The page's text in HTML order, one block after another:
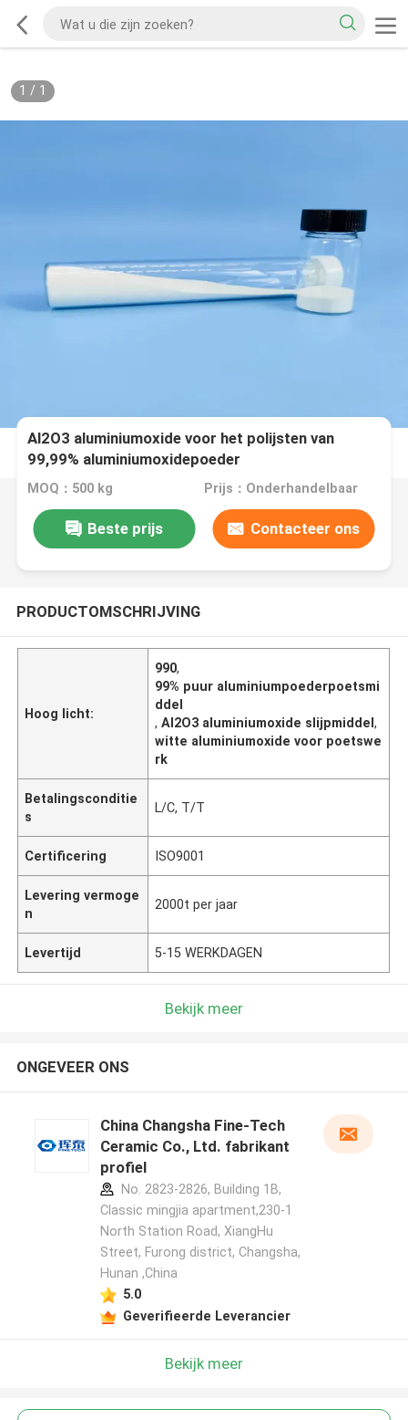
1 / 1
Al2O3 aluminiumoxide voor het polijsten van
99,99% aluminiumoxidepoeder
MOQ：500 kg Prijs：Onderhandelbaar
Beste prijs Contacteer ons
PRODUCTOMSCHRIJVING
Hoog licht:
990,
99% puur aluminiumpoederpoetsmi
ddel
,Al2O3 aluminiumoxide slijpmiddel,
witte aluminiumoxide voor poetswe
rk
Betalingsconditie
s
L/C, T/T
Certificering ISO9001
Levering vermoge
n
2000t per jaar
Levertijd 5-15 WERKDAGEN
Bekijk meer
ONGEVEER ONS
China Changsha Fine-Tech
Ceramic Co., Ltd. fabrikant
profiel
No. 2823-2826, Building 1B,
Classic mingjia apartment,230-1
North Station Road, XiangHu
Street, Furong district, Changsha,
Hunan ,China
5.0
Geverifieerde Leverancier
Bekijk meer